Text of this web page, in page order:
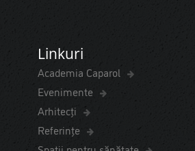
Linkuri
Academia Caparol
Evenimente
Arhitecți
Referințe